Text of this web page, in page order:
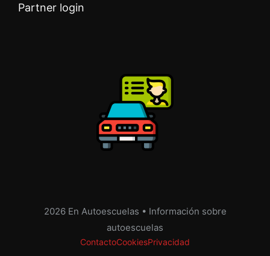
Partner login
2026 En Autoescuelas • Información sobre
autoescuelas
ContactoCookiesPrivacidad